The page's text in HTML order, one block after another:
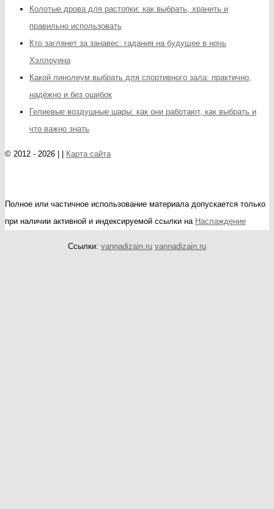
Колотые дрова для растопки: как выбрать, хранить и
правильно использовать
Кто заглянет за занавес: гадания на будущее в ночь
Хэллоуина
Какой линолеум выбрать для спортивного зала: практично,
надёжно и без ошибок
Гелиевые воздушные шары: как они работают, как выбрать и
что важно знать
© 2012 - 2026 | | Карта сайта
Полное или частичное использование материала допускается только
при наличии активной и индексируемой ссылки на Наслаждение
Ссылки: vannadizain.ru vannadizain.ru